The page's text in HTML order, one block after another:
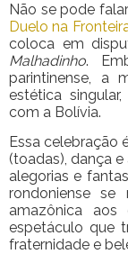
Não se pode
Duelo na
coloca em
Malhadinho.
parintinense, a
estética
com a Bolívia.
Essa celebração
(toadas), dança
alegorias e
rondoniense
amazônica
espetáculo que
fraternidade e